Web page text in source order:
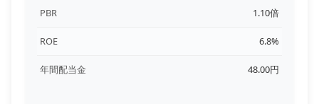
PBR 1.10倍
ROE 6.8%
年間配当金 48.00円